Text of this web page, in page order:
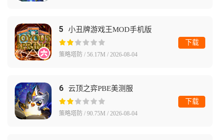
5 小丑牌游戏王MOD手机版
策略塔防 / 56.17M / 2026-08-04
下载
6 云顶之弈PBE美测服
策略塔防 / 90.75M / 2026-08-04
下载